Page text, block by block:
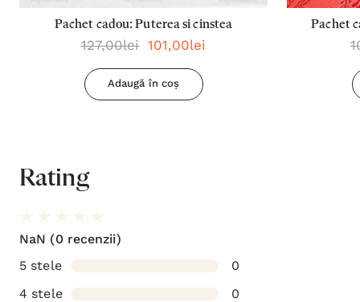
Pachet cadou: Puterea si cinstea
127,00lei 101,00lei
Adaugă în coș
Pachet
Rating
NaN (0 recenzii)
5 stele
0
4 stele
0